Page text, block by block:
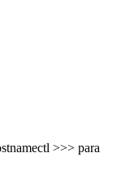
>>> para